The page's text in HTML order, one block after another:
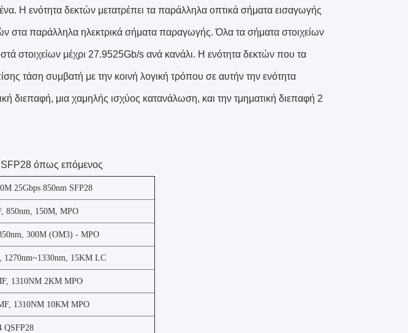
Η ενότητα δεκτών μετατρέπει τα παράλληλα οπτικά σήματα εισαγωγής
στα παράλληλα ηλεκτρικά σήματα παραγωγής. Όλα τα σήματα στοιχείων
στοιχείων μέχρι 27.9525Gb/s ανά κανάλι. Η ενότητα δεκτών που τα
τάση συμβατή με την κοινή λογική τρόπου σε αυτήν την ενότητα
διεπαφή, μια χαμηλής ισχύος κατανάλωση, και την τμηματική διεπαφή 2
όπως επόμενος
25Gbps 850nm SFP28
850nm, 150M, MPO
300M (OM3) - MPO
1270nm~1330nm, 15KM LC
1310NM 2KM MPO
1310NM 10KM MPO
QSFP28